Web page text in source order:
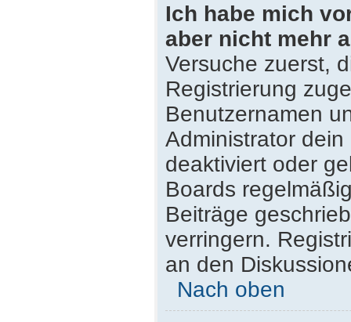
Ich habe mich
aber nicht mehr
Versuche zuerst,
Registrierung
Benutzernamen
Administrator
deaktiviert oder
Boards
Beiträge
verringern.
an den
Nach oben